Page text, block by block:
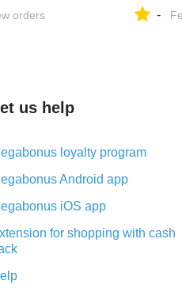
orders -
us help
loyalty program
Android app
iOS app
for shopping with cash